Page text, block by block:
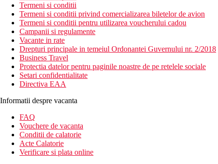
Termeni si conditii
Termeni si conditii privind comercializarea biletelor de avion
Termeni si conditii pentru utilizarea voucherului cadou
Campanii si regulamente
Vacante in rate
Drepturi principale in temeiul Ordonantei Guvernului nr. 2/2018
Business Travel
Protectia datelor pentru paginile noastre de pe retelele sociale
Setari confidentialitate
Directiva EAA
Informatii despre vacanta
FAQ
Vouchere de vacanta
Conditii de calatorie
Acte Calatorie
Verificare si plata online